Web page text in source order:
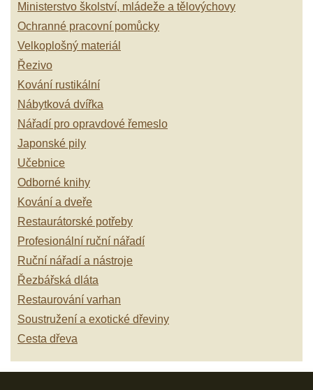
Ministerstvo školství, mládeže a tělovýchovy
Ochranné pracovní pomůcky
Velkoplošný materiál
Řezivo
Kování rustikální
Nábytková dvířka
Nářadí pro opravdové řemeslo
Japonské pily
Učebnice
Odborné knihy
Kování a dveře
Restaurátorské potřeby
Profesionální ruční nářadí
Ruční nářadí a nástroje
Řezbářská dláta
Restaurování varhan
Soustružení a exotické dřeviny
Cesta dřeva